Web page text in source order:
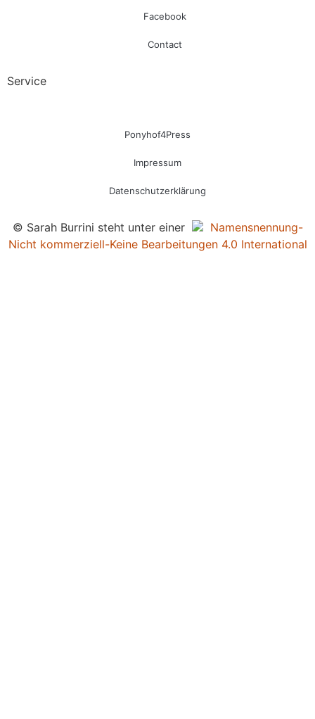
Facebook
Contact
Service
Ponyhof4Press
Impressum
Datenschutzerklärung
© Sarah Burrini steht unter einer
Namensnennung-
Nicht kommerziell-Keine Bearbeitungen 4.0 International